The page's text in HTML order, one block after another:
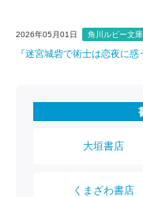
2026年05月01日 角川ルビー文庫
『迷宮城砦で術士は恋夜に
大垣書店
くまざわ書店